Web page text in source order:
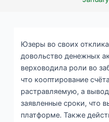
Юзеры во своих
довольство денежных
верховодила роли во
что кооптирование
растравляемую, а
заявленные сроки, что
платформе. Также